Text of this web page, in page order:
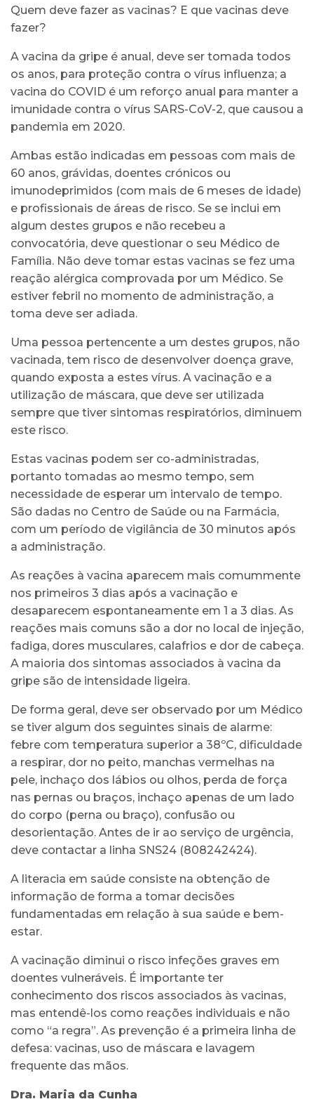
Quem deve fazer as vacinas? E que vacinas deve
fazer?
A vacina da gripe é anual, deve ser tomada todos
os anos, para proteção contra o vírus influenza; a
vacina do COVID é um reforço anual para manter a
imunidade contra o vírus SARS-CoV-2, que causou a
pandemia em 2020.
Ambas estão indicadas em pessoas com mais de
60 anos, grávidas, doentes crónicos ou
imunodeprimidos (com mais de 6 meses de idade)
e profissionais de áreas de risco. Se se inclui em
algum destes grupos e não recebeu a
convocatória, deve questionar o seu Médico de
Família. Não deve tomar estas vacinas se fez uma
reação alérgica comprovada por um Médico. Se
estiver febril no momento de administração, a
toma deve ser adiada.
Uma pessoa pertencente a um destes grupos, não
vacinada, tem risco de desenvolver doença grave,
quando exposta a estes vírus. A vacinação e a
utilização de máscara, que deve ser utilizada
sempre que tiver sintomas respiratórios, diminuem
este risco.
Estas vacinas podem ser co-administradas,
portanto tomadas ao mesmo tempo, sem
necessidade de esperar um intervalo de tempo.
São dadas no Centro de Saúde ou na Farmácia,
com um período de vigilância de 30 minutos após
a administração.
As reações à vacina aparecem mais comummente
nos primeiros 3 dias após a vacinação e
desaparecem espontaneamente em 1 a 3 dias. As
reações mais comuns são a dor no local de injeção,
fadiga, dores musculares, calafrios e dor de cabeça.
A maioria dos sintomas associados à vacina da
gripe são de intensidade ligeira.
De forma geral, deve ser observado por um Médico
se tiver algum dos seguintes sinais de alarme:
febre com temperatura superior a 38ºC, dificuldade
a respirar, dor no peito, manchas vermelhas na
pele, inchaço dos lábios ou olhos, perda de força
nas pernas ou braços, inchaço apenas de um lado
do corpo (perna ou braço), confusão ou
desorientação. Antes de ir ao serviço de urgência,
deve contactar a linha SNS24 (808242424).
A literacia em saúde consiste na obtenção de
informação de forma a tomar decisões
fundamentadas em relação à sua saúde e bem-
estar.
A vacinação diminui o risco infeções graves em
doentes vulneráveis. É importante ter
conhecimento dos riscos associados às vacinas,
mas entendê-los como reações individuais e não
como “a regra”. As prevenção é a primeira linha de
defesa: vacinas, uso de máscara e lavagem
frequente das mãos.
Dra. Maria da Cunha